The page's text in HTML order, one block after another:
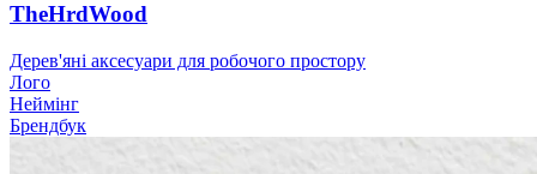
TheHrdWood
Дерев'яні аксесуари для робочого простору
Лого
Неймінг
Брендбук